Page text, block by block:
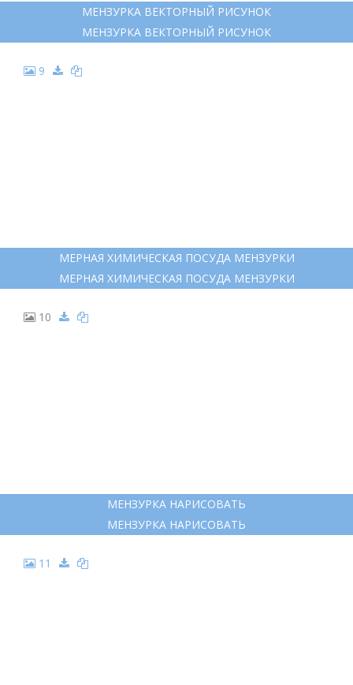
МЕНЗУРКА ВЕКТОРНЫЙ РИСУНОК
МЕНЗУРКА ВЕКТОРНЫЙ РИСУНОК
9
МЕРНАЯ ХИМИЧЕСКАЯ ПОСУДА МЕНЗУРКИ
МЕРНАЯ ХИМИЧЕСКАЯ ПОСУДА МЕНЗУРКИ
10
МЕНЗУРКА НАРИСОВАТЬ
МЕНЗУРКА НАРИСОВАТЬ
11